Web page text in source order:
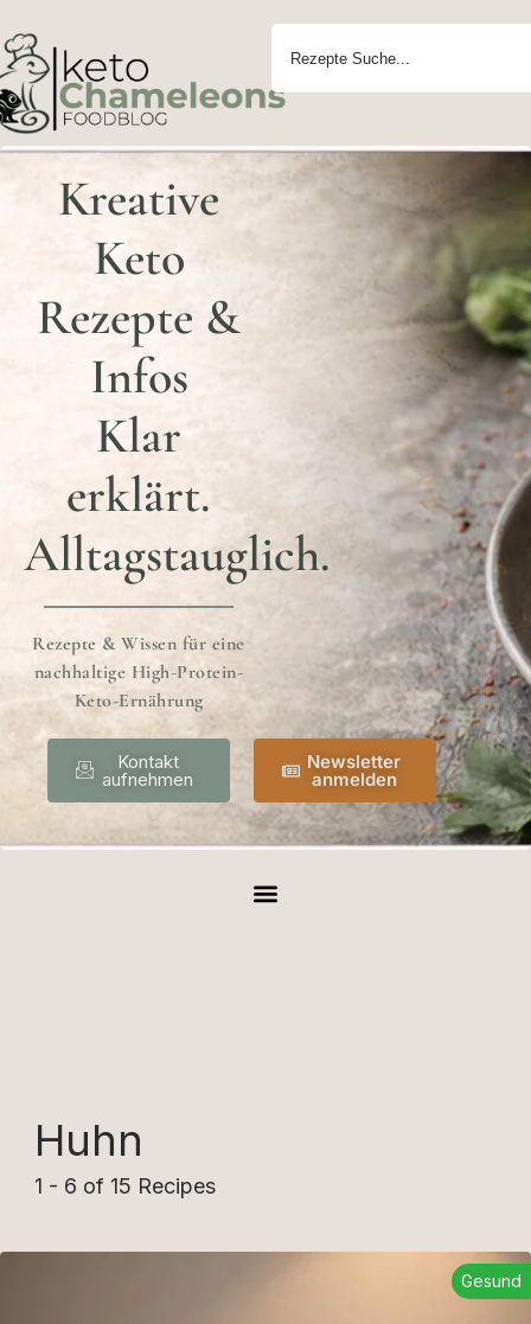
Kreative
Keto
Rezepte &
Infos
Klar
erklärt.
Alltagstauglich.
Rezepte & Wissen für eine
nachhaltige High-Protein-
Keto-Ernährung
Kontakt
aufnehmen
Newsletter
anmelden
Huhn
1 - 6 of 15 Recipes
Gesund